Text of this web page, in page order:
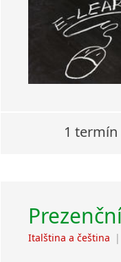
1 termín
Italština a čeština |